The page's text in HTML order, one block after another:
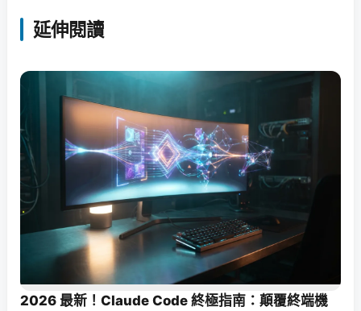
延伸閱讀
2026 最新！Claude Code 終極指南：顛覆終端機